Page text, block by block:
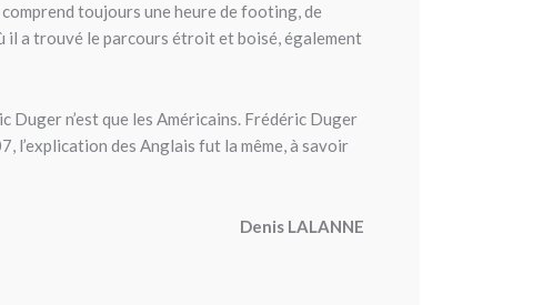
toujours une heure de footing, de
il a trouvé le parcours étroit et boisé, également
Duger n’est que les Américains. Frédéric Duger
l’explication des Anglais fut la même, à savoir
Denis LALANNE